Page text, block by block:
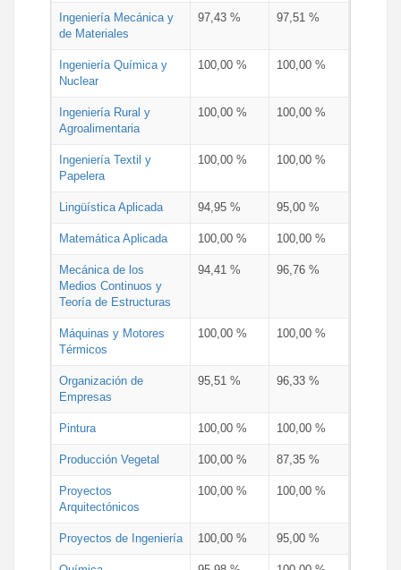
Ingeniería Mecánica y
de Materiales
97,43 % 97,51 %
Ingeniería Química y
Nuclear
100,00 % 100,00 %
Ingeniería Rural y
Agroalimentaria
100,00 % 100,00 %
Ingeniería Textil y
Papelera
100,00 % 100,00 %
Lingüística Aplicada 94,95 % 95,00 %
Matemática Aplicada 100,00 % 100,00 %
Mecánica de los
Medios Continuos y
Teoría de Estructuras
94,41 % 96,76 %
Máquinas y Motores
Térmicos
100,00 % 100,00 %
Organización de
Empresas
95,51 % 96,33 %
Pintura 100,00 % 100,00 %
Producción Vegetal 100,00 % 87,35 %
Proyectos
Arquitectónicos
100,00 % 100,00 %
Proyectos de Ingeniería 100,00 % 95,00 %